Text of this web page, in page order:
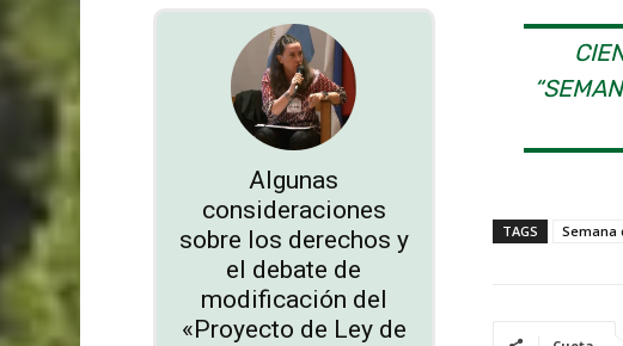
Algunas
consideraciones
sobre los derechos y
el debate de
modificación del
«Proyecto de Ley de
TAGS Semana